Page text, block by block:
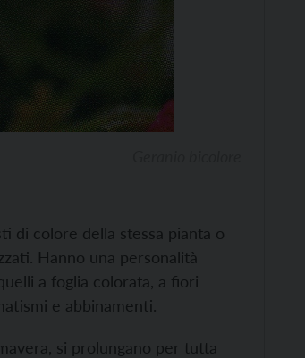
di colore della stessa pianta o
Hanno una personalità
a foglia colorata, a fiori
e abbinamenti.
si prolungano per tutta